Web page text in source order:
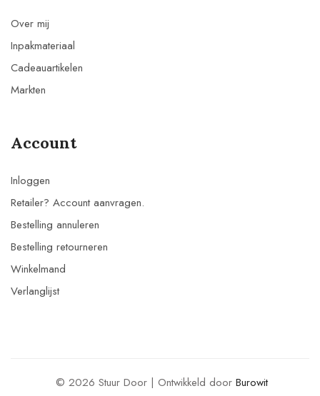
Over mij
Inpakmateriaal
Cadeauartikelen
Markten
Account
Inloggen
Retailer? Account aanvragen.
Bestelling annuleren
Bestelling retourneren
Winkelmand
Verlanglijst
© 2026 Stuur Door | Ontwikkeld door Burowit